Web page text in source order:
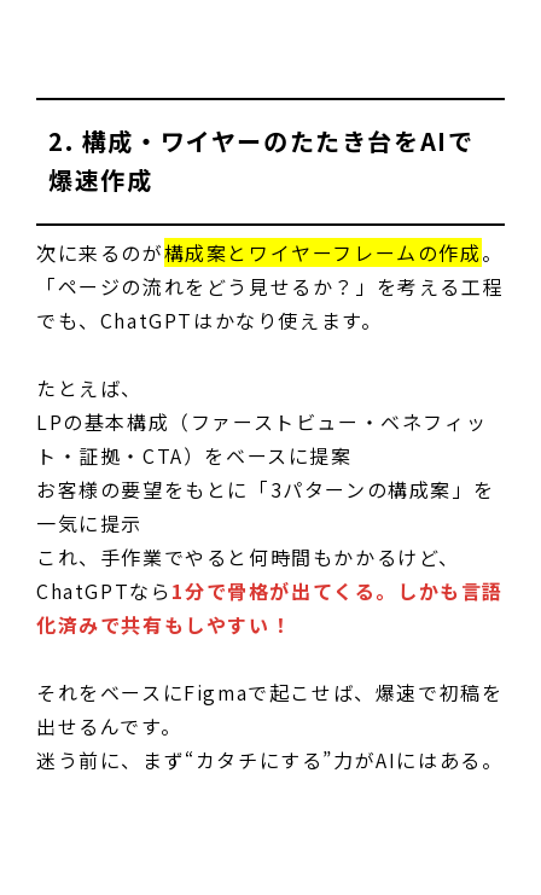
2. 構成・ワイヤーのたたき台をAIで
爆速作成
次に来るのが構成案とワイヤーフレームの作成。
「ページの流れをどう見せるか？」を考える工程
でも、ChatGPTはかなり使えます。
たとえば、
LPの基本構成（ファーストビュー・ベネフィッ
ト・証拠・CTA）をベースに提案
お客様の要望をもとに「3パターンの構成案」を
一気に提示
これ、手作業でやると何時間もかかるけど、
ChatGPTなら1分で骨格が出てくる。しかも言語
化済みで共有もしやすい！
それをベースにFigmaで起こせば、爆速で初稿を
出せるんです。
迷う前に、まず“カタチにする”力がAIにはある。